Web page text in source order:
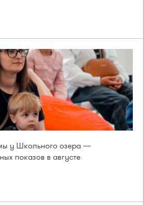
у Школьного озера —
показов в августе